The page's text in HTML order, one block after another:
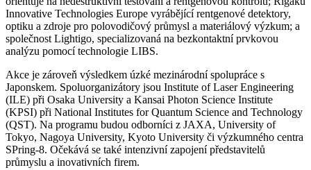
Innovative Technologies Europe vyrábějící rentgenové detektory,
optiku a zdroje pro polovodičový průmysl a materiálový výzkum; a
společnost Lightigo, specializovaná na bezkontaktní prvkovou
analýzu pomocí technologie LIBS.
Akce je zároveň výsledkem úzké mezinárodní spolupráce s
Japonskem. Spoluorganizátory jsou Institute of Laser Engineering
(ILE) při Osaka University a Kansai Photon Science Institute
(KPSI) při National Institutes for Quantum Science and Technology
(QST). Na programu budou odborníci z JAXA, University of
Tokyo, Nagoya University, Kyoto University či výzkumného centra
SPring-8. Očekává se také intenzivní zapojení představitelů
průmyslu a inovativních firem.